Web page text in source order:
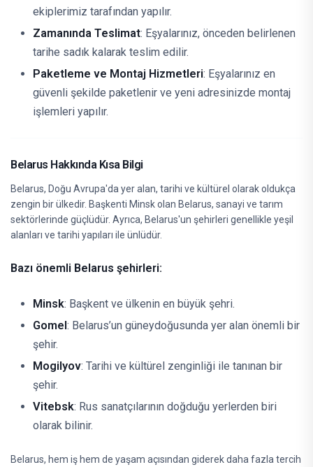
ekiplerimiz tarafından yapılır.
Zamanında Teslimat: Eşyalarınız, önceden belirlenen
tarihe sadık kalarak teslim edilir.
Paketleme ve Montaj Hizmetleri: Eşyalarınız en
güvenli şekilde paketlenir ve yeni adresinizde montaj
işlemleri yapılır.
Belarus Hakkında Kısa Bilgi
Belarus, Doğu Avrupa'da yer alan, tarihi ve kültürel olarak oldukça
zengin bir ülkedir. Başkenti Minsk olan Belarus, sanayi ve tarım
sektörlerinde güçlüdür. Ayrıca, Belarus'un şehirleri genellikle yeşil
alanları ve tarihi yapıları ile ünlüdür.
Bazı önemli Belarus şehirleri:
Minsk: Başkent ve ülkenin en büyük şehri.
Gomel: Belarus’un güneydoğusunda yer alan önemli bir
şehir.
Mogilyov: Tarihi ve kültürel zenginliği ile tanınan bir
şehir.
Vitebsk: Rus sanatçılarının doğduğu yerlerden biri
olarak bilinir.
Belarus, hem iş hem de yaşam açısından giderek daha fazla tercih